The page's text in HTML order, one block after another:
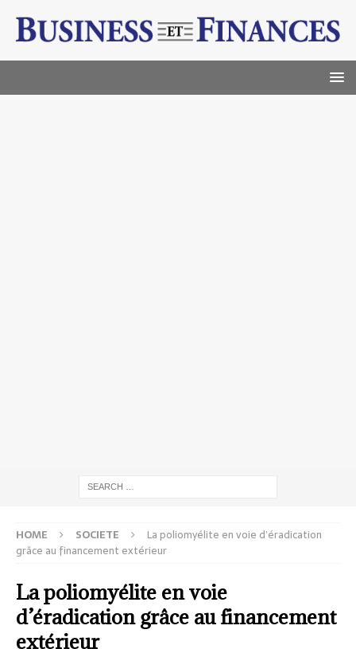
HOME SOCIETE
La poliomyélite en voie d’éradication
grâce au financement extérieur
La poliomyélite en voie
d’éradication grâce au financement
extérieur